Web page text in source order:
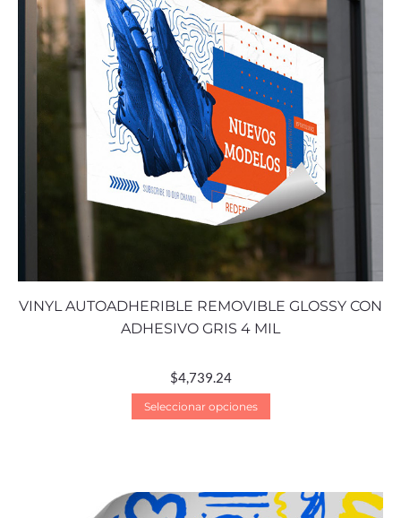
VINYL AUTOADHERIBLE REMOVIBLE GLOSSY CON
ADHESIVO GRIS 4 MIL
$4,739.24
Seleccionar opciones